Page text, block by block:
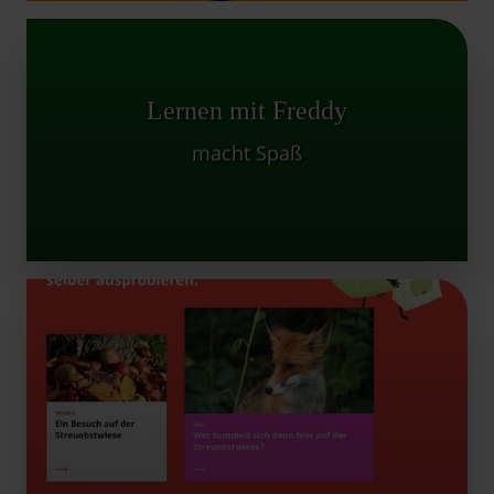
Lernen mit Freddy
macht Spaß
Arbeitsmaterialien für Kindergarten und
Grundschule.